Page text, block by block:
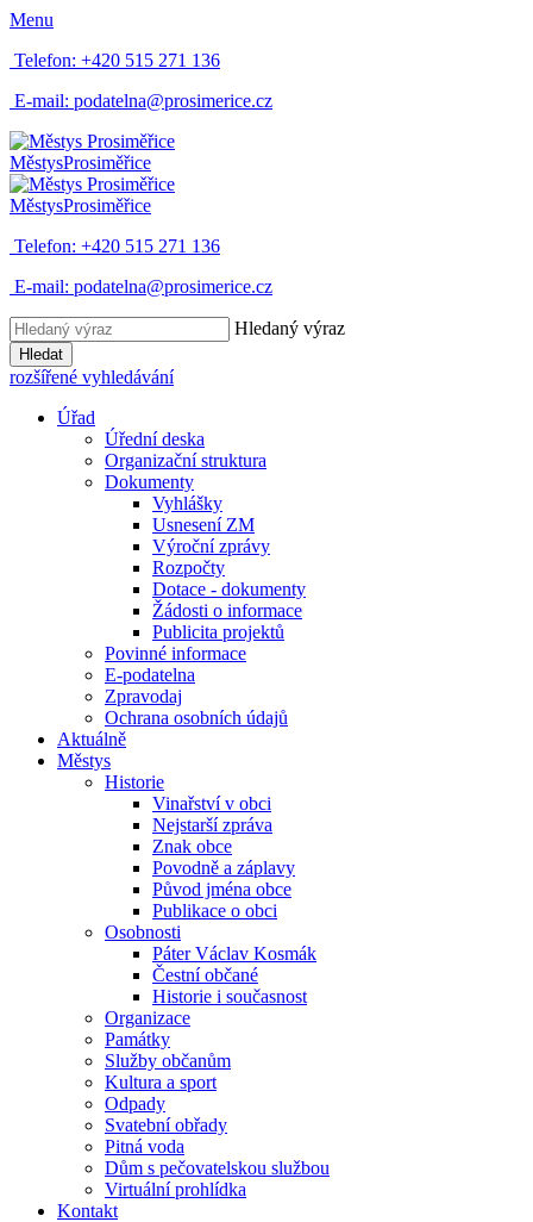
Menu
Telefon: +420 515 271 136
E-mail: podatelna@prosimerice.cz
MěstysProsiměřice
MěstysProsiměřice
Telefon: +420 515 271 136
E-mail: podatelna@prosimerice.cz
Hledaný výraz
Hledat
rozšířené vyhledávání
Úřad
Úřední deska
Organizační struktura
Dokumenty
Vyhlášky
Usnesení ZM
Výroční zprávy
Rozpočty
Dotace - dokumenty
Žádosti o informace
Publicita projektů
Povinné informace
E-podatelna
Zpravodaj
Ochrana osobních údajů
Aktuálně
Městys
Historie
Vinařství v obci
Nejstarší zpráva
Znak obce
Povodně a záplavy
Původ jména obce
Publikace o obci
Osobnosti
Páter Václav Kosmák
Čestní občané
Historie i současnost
Organizace
Památky
Služby občanům
Kultura a sport
Odpady
Svatební obřady
Pitná voda
Dům s pečovatelskou službou
Virtuální prohlídka
Kontakt